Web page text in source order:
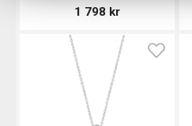
1 798 kr